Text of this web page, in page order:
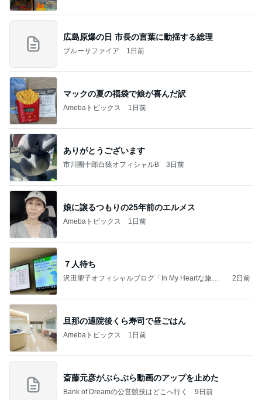
広島原爆の日 市長の言葉に動揺する総理
ブルーサファイア 1日前
マックの夏の福袋で娘が喜んだ訳
Amebaトピックス 1日前
ありがとうございます
市川團十郎白猿オフィシャルB 3日前
娘に譲るつもりの25年前のエルメス
Amebaトピックス 1日前
７人待ち
沢田聖子オフィシャルブログ「In My Heartな旅日
2日前
旦那の通院後くら寿司で昼ごはん
Amebaトピックス 1日前
斎藤元彦がぶらぶら動画のアップを止めた
Bank of Dreamの公営競技はどこへ行く 9日前